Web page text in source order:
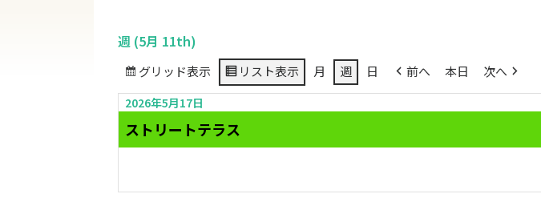
週 (5月 11th)
グリッド表示 リスト表示 月 週 日 前へ 本日 次へ
2026年5月17日
ストリートテラス